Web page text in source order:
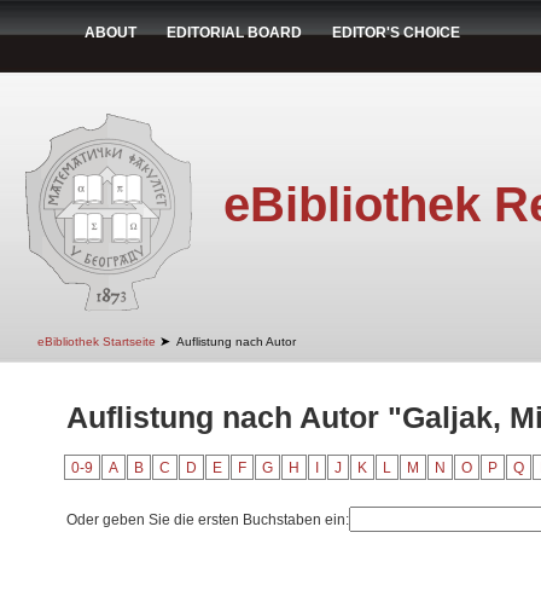
ABOUT EDITORIAL BOARD EDITOR'S CHOICE
eBibliothek
eBibliothek Startseite ➤ Auflistung nach Autor
Auflistung nach Autor "Galjak,
0-9 A B C D E F G H J K L M N O P Q
Oder geben Sie die ersten Buchstaben ein: